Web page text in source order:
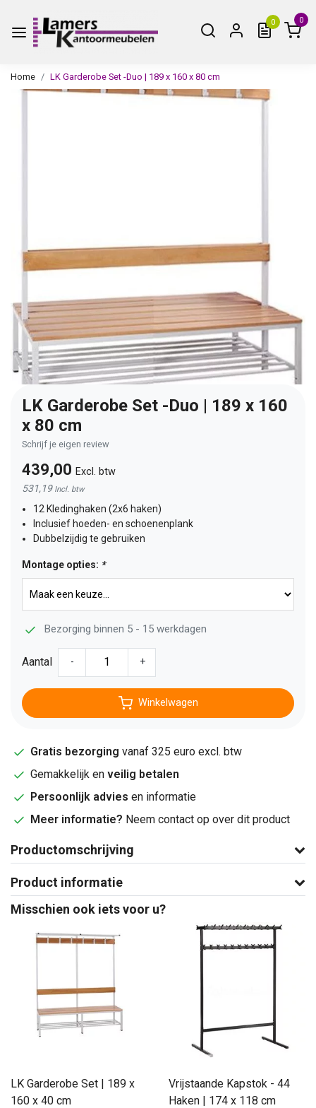
0 0
Home LK Garderobe Set -Duo | 189 x 160 x 80 cm
LK Garderobe Set -Duo | 189 x 160
x 80 cm
Schrijf je eigen review
439,00 Excl. btw
531,19 Incl. btw
12 Kledinghaken (2x6 haken)
Inclusief hoeden- en schoenenplank
Dubbelzijdig te gebruiken
Montage opties: *
Bezorging binnen 5 - 15 werkdagen
Aantal - +
Winkelwagen
Gratis bezorging vanaf 325 euro excl. btw
Gemakkelijk en veilig betalen
Persoonlijk advies en informatie
Meer informatie? Neem contact op over dit product
Productomschrijving
Product informatie
Misschien ook iets voor u?
LK Garderobe Set | 189 x
160 x 40 cm
Vrijstaande Kapstok - 44
Haken | 174 x 118 cm